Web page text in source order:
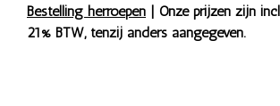
Bestelling herroepen | Onze prijzen zijn
21% BTW, tenzij anders aangegeven.